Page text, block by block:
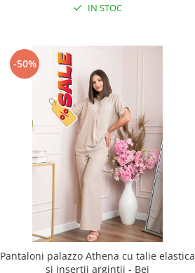
IN STOC
-50%
Pantaloni palazzo Athena cu talie elastica
si insertii argintii - Bej